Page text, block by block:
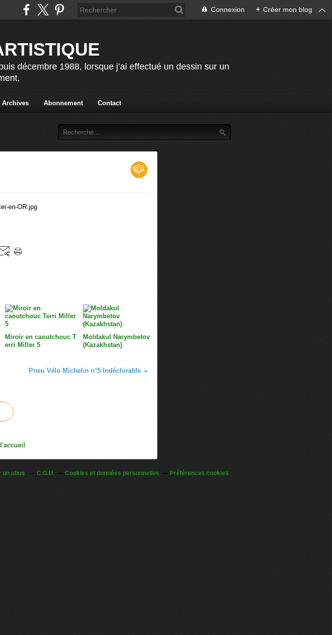
Connexion + Créer mon blog
décembre 1988, lorsque j’ai effectué un dessin sur un
Archives Abonnement Contact
Miroir en caoutchouc T
erri Miller 5
Moldakul Narymbetov
(Kazakhstan)
Pneu Vélo Michelin n°5 Indéchirable
un abus C.G.U. Cookies et données personnelles Préférences cookies